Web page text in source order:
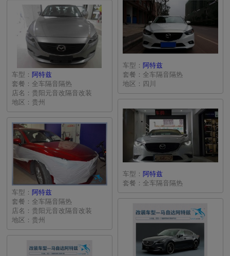
车型： 阿特兹
套餐：全车隔音隔热
地区：四川
车型： 阿特兹
套餐：全车隔音隔热
店名：贵阳元音改隔音改装
地区：贵州
车型： 阿特兹
套餐：全车隔音隔热
车型： 阿特兹
套餐：全车隔音隔热
店名：贵阳元音改隔音改装
地区：贵州